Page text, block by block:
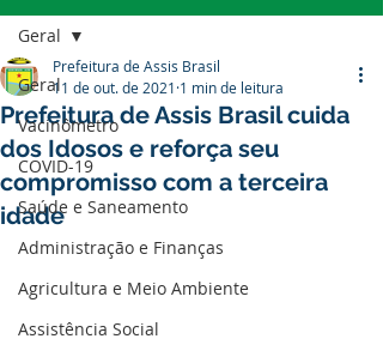
Geral
Vacinômetro
COVID-19
Saúde e Saneamento
Administração e Finanças
Agricultura e Meio Ambiente
Assistência Social
Geral
Prefeitura de Assis Brasil cuida
dos Idosos e reforça seu
compromisso com a terceira
idade
Prefeitura de Assis Brasil
11 de out. de 2021 1 min de leitura